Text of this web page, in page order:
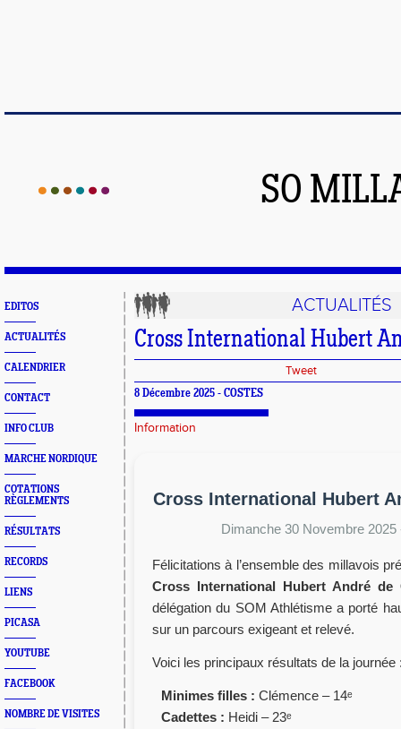
SO
EDITOS
ACTUALITÉS
CALENDRIER
CONTACT
INFO CLUB
MARCHE NORDIQUE
COTATIONS
RÈGLEMENTS
RÉSULTATS
RECORDS
LIENS
PICASA
YOUTUBE
FACEBOOK
NOMBRE DE VISITES
ACTUALITÉS
Cross International Hubert
Tweet
8 Décembre 2025 - COSTES
Information
Cross International Hubert
Dimanche 30 Novembre
Félicitations à l’ensemble des millavois
Cross International Hubert André de
délégation du SOM Athlétisme a porté
sur un parcours exigeant et relevé.
Voici les principaux résultats de la journée
Minimes filles : Clémence – 14ᵉ
Cadettes : Heidi – 23ᵉ